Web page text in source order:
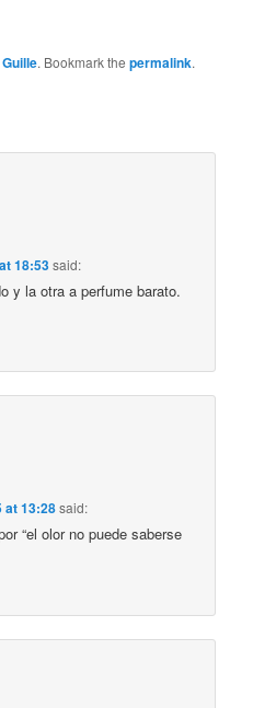
Guille. Bookmark thepermalink.
18:53said:
y la otra a perfume barato.
at 13:28said:
“el olor no puede saberse